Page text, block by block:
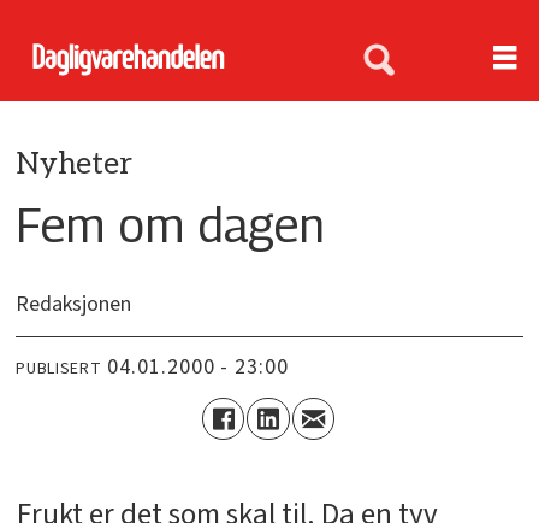
Nyheter
Fem om dagen
Redaksjonen
PUBLISERT 04.01.2000 - 23:00
Frukt er det som skal til. Da en tyv